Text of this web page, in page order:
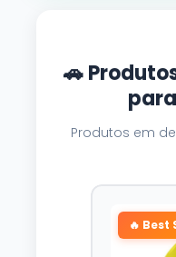
🚗
Produtos em
🔥 Best